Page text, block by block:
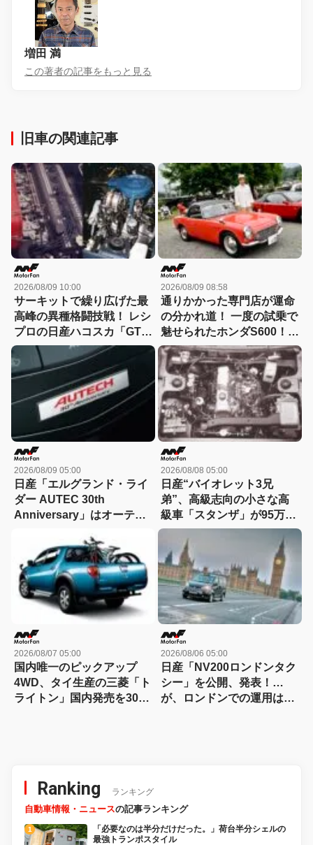
増田 満
この著者の記事をもっと見る
旧車の関連記事
2026/08/09 10:00
サーキットで繰り広げた最
高峰の異種格闘技戦！ レシ
プロの日産ハコスカ「GT-
R」vs.ロータリーのマツダ
「サバンナ」【歴史を飾っ
たライバル対決029】
2026/08/09 08:58
通りかかった専門店が運命
の分かれ道！ 一度の試乗で
魅せられたホンダS600！
【花見の里で感謝の集いや
ります！】
2026/08/09 05:00
日産「エルグランド・ライ
ダー AUTEC 30th
Anniversary」はオーテッ
車！ 426万円～16年に発売
【今日は何の日？8月9日】
2026/08/08 05:00
日産“バイオレット3兄
弟”、高級志向の小さな高
級車「スタンザ」が95万円
～77年誕生【今日は何の
日？8月8日】
2026/08/07 05:00
国内唯一のピックアップ
4WD、タイ生産の三菱「ト
ライトン」国内発売を300
2026/08/06 05:00
日産「NV200ロンドンタク
シー」を公開、発表！…
が、ロンドンでの運用は実
Ranking ランキング
自動車情報・ニュースの記事ランキング
「必要なのは半分だけだった。」荷台半分シェルの
最強トランポスタイル